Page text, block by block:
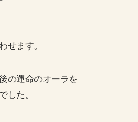
せます。
の運命のオーラを
した。